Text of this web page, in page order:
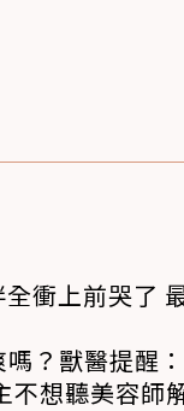
衝上前哭了
？獸醫提醒
不想聽美容師